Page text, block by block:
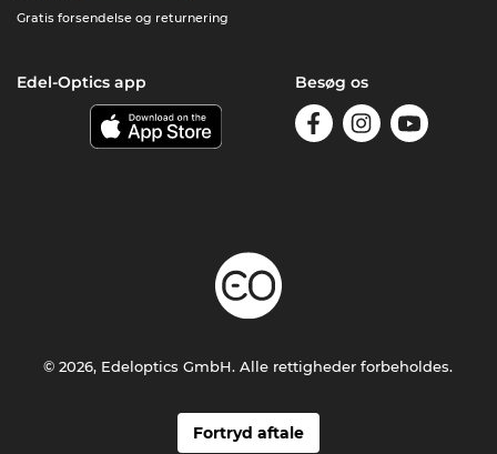
Gratis forsendelse og returnering
Edel-Optics app Besøg os
Fortryd aftale
© 2026, Edeloptics GmbH. Alle rettigheder forbeholdes.